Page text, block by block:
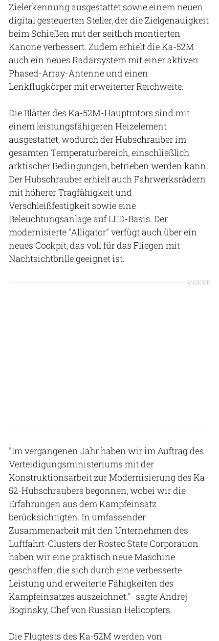
Zielerkennung ausgestattet sowie einem neuen
digital gesteuerten Steller, der die Zielgenauigkeit
beim Schießen mit der seitlich montierten
Kanone verbessert. Zudem erhielt die Ka-52M
auch ein neues Radarsystem mit einer aktiven
Phased-Array-Antenne und einen
Lenkflugkörper mit erweiterter Reichweite.
Die Blätter des Ka-52M-Hauptrotors sind mit
einem leistungsfähigeren Heizelement
ausgestattet, wodurch der Hubschrauber im
gesamten Temperaturbereich, einschließlich
arktischer Bedingungen, betrieben werden kann.
Der Hubschrauber erhielt auch Fahrwerksrädern
mit höherer Tragfähigkeit und
Verschleißfestigkeit sowie eine
Beleuchtungsanlage auf LED-Basis. Der
modernisierte "Alligator" verfügt auch über ein
neues Cockpit, das voll für das Fliegen mit
Nachtsichtbrille geeignet ist.
ANZEIGE
"Im vergangenen Jahr haben wir im Auftrag des
Verteidigungsministeriums mit der
Konstruktionsarbeit zur Modernisierung des Ka-
52-Hubschraubers begonnen, wobei wir die
Erfahrungen aus dem Kampfeinsatz
berücksichtigten. In umfassender
Zusammenarbeit mit den Unternehmen des
Luftfahrt-Clusters der Rostec State Corporation
haben wir eine praktisch neue Maschine
geschaffen, die sich durch eine verbesserte
Leistung und erweiterte Fähigkeiten des
Kampfeinsatzes auszeichnet."- sagte Andrej
Boginsky, Chef von Russian Helicopters.
Die Flugtests des Ka-52M werden von